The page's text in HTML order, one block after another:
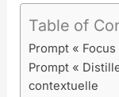
Table of
Prompt «
Prompt «
contextuelle